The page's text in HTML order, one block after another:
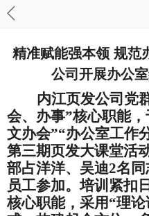
精准赋能强本领 规
公司开展办公
内江页发公司党
会、办事”核心职能，
文办会”“办公室工作
第三期页发大课堂活
部占洋洋、吴迪2名同
员工参加。培训紧扣
核心职能，采用“理论